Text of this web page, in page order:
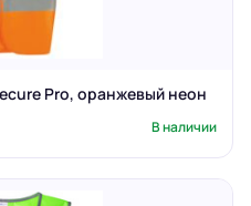
Pro, оранжевый неон
В наличии